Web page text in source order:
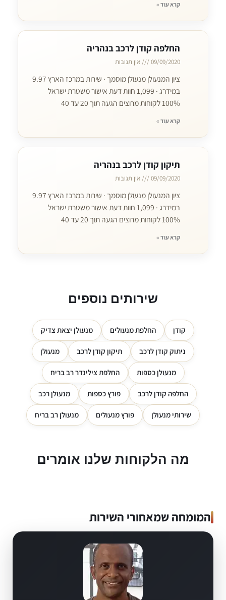
קרא עוד »
החלפה קודן לרכב בנהריה
09/09/2020 אין תגובות
ציון המנעולן מנעולן מוסמך · שירות במרכז הארץ 9.97
במידרג · 1,099 חוות דעת אישור משטרת ישראל
100% לקוחות מרוצים הגעה תוך 20 עד 40
קרא עוד »
תיקון קודן לרכב בנהריה
09/09/2020 אין תגובות
ציון המנעולן מנעולן מוסמך · שירות במרכז הארץ 9.97
במידרג · 1,099 חוות דעת אישור משטרת ישראל
100% לקוחות מרוצים הגעה תוך 20 עד 40
קרא עוד »
שירותים נוספים
קודן החלפת מנעולים מנעולן יצאת צדיק
ניתוק קודן לרכב תיקון קודן לרכב מנעולן
מנעולן כספות החלפת צילינדר רב בריח
החלפה קודן לרכב פורץ כספות מנעולן רכב
שירותי מנעולן פורץ מנעולים מנעולן רב בריח
מה הלקוחות שלנו אומרים
המומחה שמאחורי השירות